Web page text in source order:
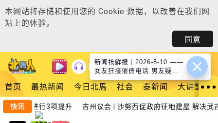
本网站将存储和使用您的 Cookie 数据，以改善在我们网
站上的体验。
同意
登入
首页 最热新闻 今日北馬 社会 泰新闻 大讲堂
快讯
暂关 进行3项提升 吉州议会 | 沙努西促政府征地建屋 解决武
新闻抢鲜报｜2026-8-10 ——
女友狂接催债电话 男友疑陷
网诈坠楼 ● 绑4人勒索 1逃3
获救 中马匪徒社媒找猎物